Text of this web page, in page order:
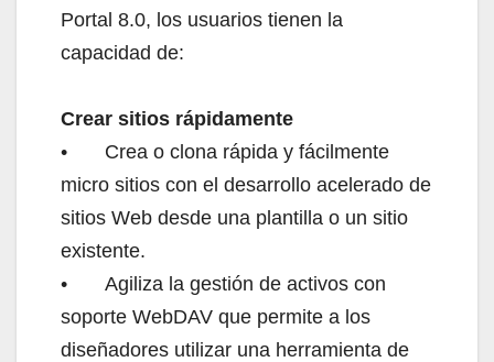
Portal 8.0, los usuarios tienen la
capacidad de:
Crear sitios rápidamente
•
Crea o clona rápida y fácilmente
micro sitios con el desarrollo acelerado de
sitios Web desde una plantilla o un sitio
existente.
•
Agiliza la gestión de activos con
soporte WebDAV que permite a los
diseñadores utilizar una herramienta de